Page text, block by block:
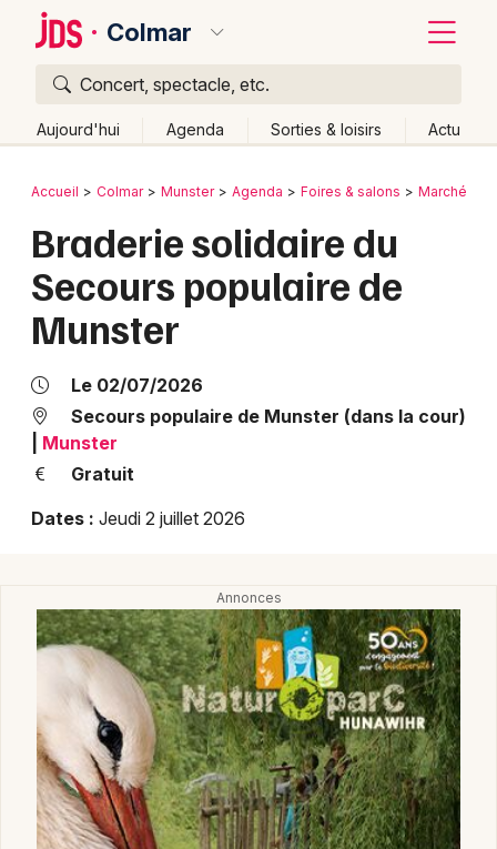
Colmar
Concert, spectacle, etc.
Aujourd'hui Agenda Sorties & loisirs Actu
Publier un événement
Grands événements
Activité & Expérience
Manifestations
Sports
Soirées
Sorties famille
Expos
Bordeaux
Colmar
Lille
Marseille
Mulhouse
Montpellier
Paris
Strasbourg
Toulouse
Toutes les villes
Retour
Accueil Colmar Munster Agenda Foires & salons Marchés
Braderie solidaire du
Secours populaire de
Munster
Le 02/07/2026
Secours populaire de Munster (dans la cour)
Munster
Gratuit
Dates : Jeudi 2 juillet 2026
Quoi ?
Où ?
Près de moi
Changer de lieu
Quand ?
Effacer les dates
Aujourd'hui
Demain